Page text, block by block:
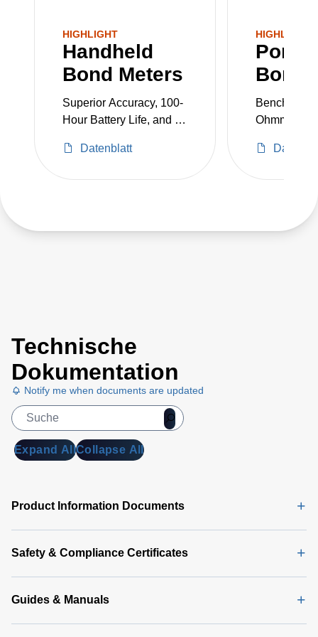
HIGHLIGHT
Handheld
Bond Meters
Superior Accuracy, 100-
Hour Battery Life, and a
Datenblatt
HIGHLIGHT
Bond
Bench Top
Ohmmeter
Technische
Dokumentation
Notify me when documents are updated
Expand AllCollapse All
Product Information Documents
Safety & Compliance Certificates
Guides & Manuals